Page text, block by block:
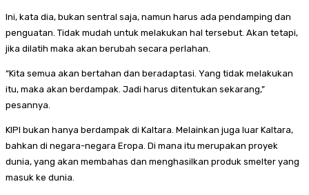
Ini, kata dia, bukan sentral saja, namun harus ada pendamping dan
penguatan. Tidak mudah untuk melakukan hal tersebut. Akan tetapi,
jika dilatih maka akan berubah secara perlahan.
“Kita semua akan bertahan dan beradaptasi. Yang tidak melakukan
itu, maka akan berdampak. Jadi harus ditentukan sekarang,”
pesannya.
KIPI bukan hanya berdampak di Kaltara. Melainkan juga luar Kaltara,
bahkan di negara-negara Eropa. Di mana itu merupakan proyek
dunia, yang akan membahas dan menghasilkan produk smelter yang
masuk ke dunia.